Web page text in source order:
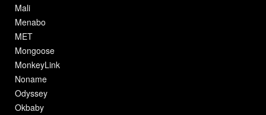
Mali
Menabo
MET
Mongoose
MonkeyLink
Noname
Odyssey
Okbaby